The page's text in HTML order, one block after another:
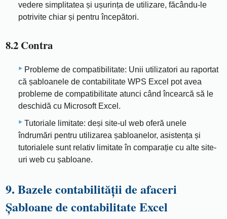
vedere simplitatea și ușurința de utilizare, făcându-le
potrivite chiar și pentru începători.
8.2 Contra
Probleme de compatibilitate: Unii utilizatori au raportat
că șabloanele de contabilitate WPS Excel pot avea
probleme de compatibilitate atunci când încearcă să le
deschidă cu Microsoft Excel.
Tutoriale limitate: deși site-ul web oferă unele
îndrumări pentru utilizarea șabloanelor, asistența și
tutorialele sunt relativ limitate în comparație cu alte site-
uri web cu șabloane.
9. Bazele contabilității de afaceri
Șabloane de contabilitate Excel